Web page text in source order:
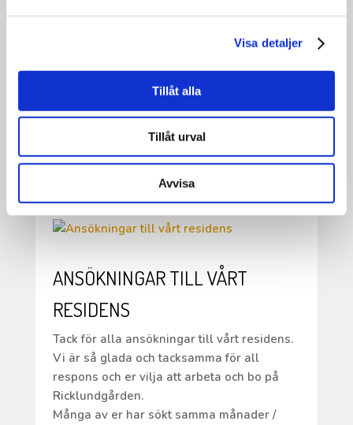
Visa detaljer
Tillåt alla
Tillåt urval
Avvisa
med. Fler än alla flitiga som utgör fotot
kommer att vara med på själva konserten.
Det här är en av alla de aktiviteter som vi
jobbat och jobbar med i Arvsfondsprojektet
KRAM.
det musik!
ANSÖKNINGAR TILL VÅRT
RESIDENS
Tack för alla ansökningar till vårt residens.
Vi är så glada och tacksamma för all
respons och er vilja att arbeta och bo på
Ricklundgården.
Många av er har sökt samma månader /